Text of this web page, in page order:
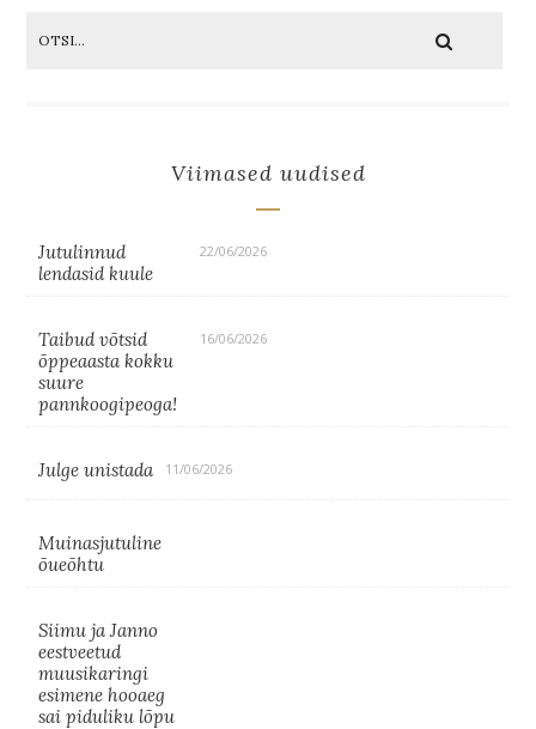
Viimased uudised
Jutulinnud
lendasid kuule
22/06/2026
Taibud võtsid
õppeaasta kokku
suure
pannkoogipeoga!
16/06/2026
Julge unistada 11/06/2026
Muinasjutuline
õueõhtu
Siimu ja Janno
eestveetud
muusikaringi
esimene hooaeg
sai piduliku lõpu